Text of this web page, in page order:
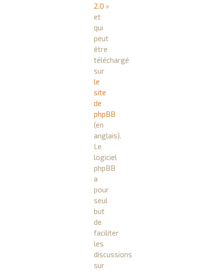
2.0 »
et
qui
peut
être
téléchargé
sur
le
site
de
phpBB
(en
anglais).
Le
logiciel
phpBB
a
pour
seul
but
de
faciliter
les
discussions
sur